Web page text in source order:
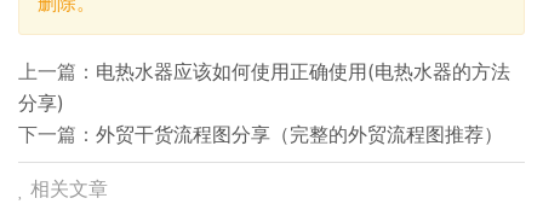
上一篇： 电热水器应该如何使用正确使用(电热水器的方法
分享)
下一篇： 外贸干货流程图分享（完整的外贸流程图推荐）
相关文章